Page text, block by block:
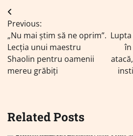
Navigare
în
articole
Previous:
„Nu mai știm să ne oprim”.
Lecția unui maestru
Shaolin pentru oamenii
mereu grăbiți
în
Related Posts